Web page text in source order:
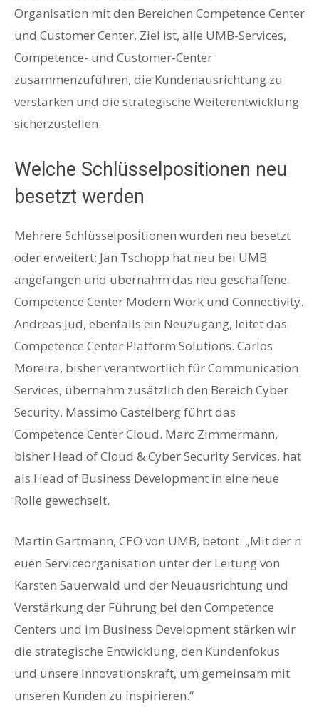
Organisation mit den Bereichen Competence Center
und Customer Center. Ziel ist, alle UMB-Services,
Competence- und Customer-Center
zusammenzuführen, die Kundenausrichtung zu
verstärken und die strategische Weiterentwicklung
sicherzustellen.
Welche Schlüsselpositionen neu
besetzt werden
Mehrere Schlüsselpositionen wurden neu besetzt
oder erweitert: Jan Tschopp hat neu bei UMB
angefangen und übernahm das neu geschaffene
Competence Center Modern Work und Connectivity.
Andreas Jud, ebenfalls ein Neuzugang, leitet das
Competence Center Platform Solutions. Carlos
Moreira, bisher verantwortlich für Communication
Services, übernahm zusätzlich den Bereich Cyber
Security. Massimo Castelberg führt das
Competence Center Cloud. Marc Zimmermann,
bisher Head of Cloud & Cyber Security Services, hat
als Head of Business Development in eine neue
Rolle gewechselt.
Martin Gartmann, CEO von UMB, betont: „Mit der n
euen Serviceorganisation unter der Leitung von
Karsten Sauerwald und der Neuausrichtung und
Verstärkung der Führung bei den Competence
Centers und im Business Development stärken wir
die strategische Entwicklung, den Kundenfokus
und unsere Innovationskraft, um gemeinsam mit
unseren Kunden zu inspirieren.“